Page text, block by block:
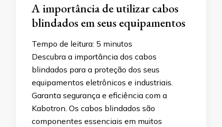
A importância de utilizar cabos
blindados em seus equipamentos
Tempo de leitura: 5 minutos
Descubra a importância dos cabos
blindados para a proteção dos seus
equipamentos eletrônicos e industriais.
Garanta segurança e eficiência com a
Kabotron. Os cabos blindados são
componentes essenciais em muitos